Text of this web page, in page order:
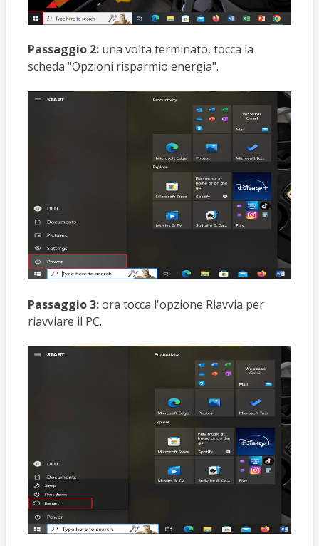
Passaggio 2:una volta terminato, tocca la
scheda "Opzioni risparmio energia".
Passaggio 3:ora tocca l'opzione Riavvia per
riavviare il PC.